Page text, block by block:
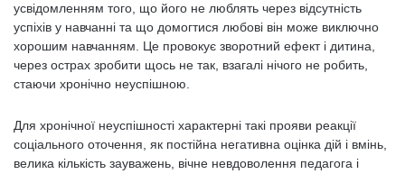
усвідомленням того, що його не люблять через відсутність
успіхів у навчанні та що домогтися любові він може виключно
хорошим навчанням. Це провокує зворотний ефект і дитина,
через острах зробити щось не так, взагалі нічого не робить,
стаючи хронічно неуспішною.
Для хронічної неуспішності характерні такі прояви реакції
соціального оточення, як постійна негативна оцінка дій і вмінь,
велика кількість зауважень, вічне невдоволення педагога і